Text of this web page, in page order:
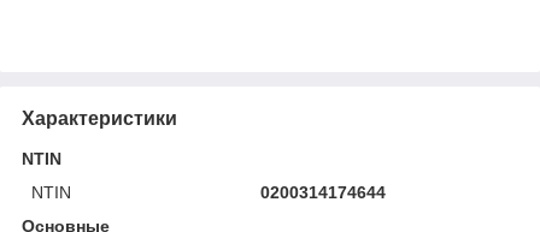
Характеристики
NTIN
NTIN
0200314174644
Основные